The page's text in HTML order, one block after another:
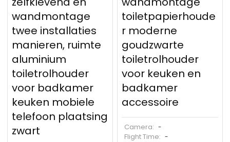
wandmontage
twee installaties
manieren, ruimte
aluminium
toiletrolhouder
voor badkamer
keuken mobiele
telefoon plaatsing
zwart
toiletpapierhoude
r moderne
goudzwarte
toiletrolhouder
voor keuken en
badkamer
accessoire
Camera: -
Flight Time: -